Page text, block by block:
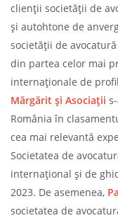
clienții societății de
și autohtone de
societății de
din partea celor mai
internaționale de
Mărgărit și Asociații
România în
cea mai relevantă
Societatea de
internațional și de
2023. De asemenea,
societatea de